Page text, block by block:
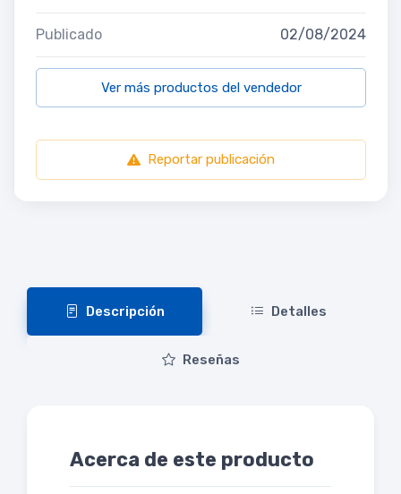
Publicado 02/08/2024
Ver más productos del vendedor
Reportar publicación
Descripción Detalles
Reseñas
Acerca de este producto